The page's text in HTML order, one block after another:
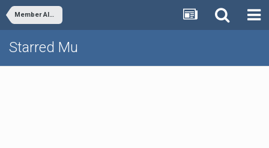
Member Albums
Starred Mu